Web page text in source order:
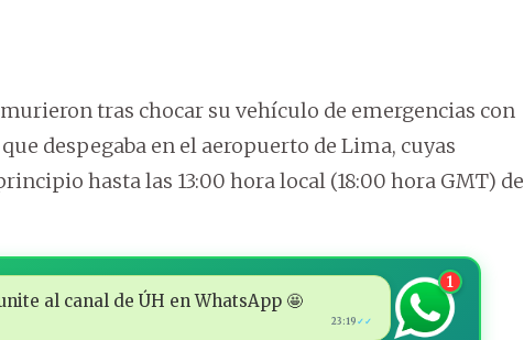
tras chocar su vehículo de emergencias con
despegaba en el aeropuerto de Lima, cuyas
hasta las 13:00 hora local (18:00 hora GMT) de
al canal de ÚH en WhatsApp 🤩
23:19 ✓✓
1